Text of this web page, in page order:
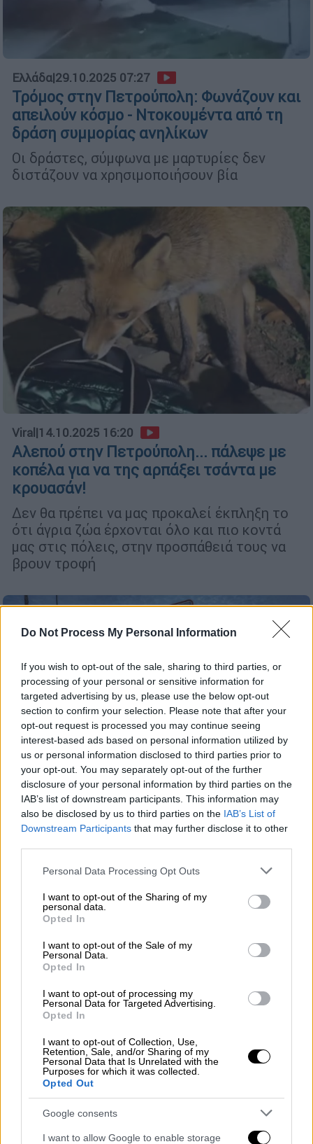
Do Not Process My Personal Information
If you wish to opt-out of the sale, sharing to third parties, or
processing of your personal or sensitive information for
targeted advertising by us, please use the below opt-out
section to confirm your selection. Please note that after your
opt-out request is processed you may continue seeing
interest-based ads based on personal information utilized by
us or personal information disclosed to third parties prior to
your opt-out. You may separately opt-out of the further
disclosure of your personal information by third parties on the
IAB’s list of downstream participants. This information may
also be disclosed by us to third parties on the IAB’s List of
Downstream Participants that may further disclose it to other
Please note that this website/app uses one or more Google
not limited to your visit or usage behaviour. You may click to
grant or deny consent to Google and its third-party tags to
use your data for below specified purposes in below Google
consent section.
Personal Data Processing Opt Outs
I want to opt-out of the Sharing of my
personal data.
Opted In
I want to opt-out of the Sale of my
Personal Data.
Opted In
I want to opt-out of processing my
Personal Data for Targeted Advertising.
Opted In
I want to opt-out of Collection, Use,
Retention, Sale, and/or Sharing of my
Personal Data that Is Unrelated with the
Purposes for which it was collected.
Opted Out
Google consents
I want to allow Google to enable storage
Ελλάδα|29.10.2025 07:27
Τρόμος στην Πετρούπολη: Φωνάζουν και
απειλούν κόσμο - Ντοκουμέντα από τη
δράση συμμορίας ανηλίκων
Οι δράστες, σύμφωνα με μαρτυρίες δεν
διστάζουν να χρησιμοποιήσουν βία
Viral|14.10.2025 16:20
Αλεπού στην Πετρούπολη... πάλεψε με
κοπέλα για να της αρπάξει τσάντα με
κρουασάν!
Δεν θα πρέπει να μας προκαλεί έκπληξη το
ότι άγρια ζώα έρχονται όλο και πιο κοντά
μας στις πόλεις, στην προσπάθειά τους να
βρουν τροφή
Ελλάδα| 30.06.2025 08:48
δέχθηκε επίθεση σε λεωφορείο
Δύο «νταήδες» από την παρέα των
τραμπούκων χτυπούσαν τον 15χρονο με
αίμα από το πόδι του